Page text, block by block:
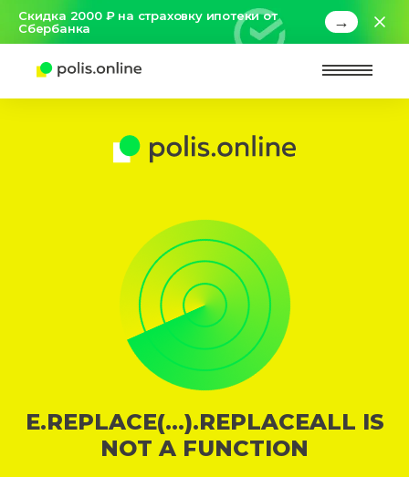
Скидка 2000 ₽ на страховку ипотеки от
Сбербанка
→
E.REPLACE(...).REPLACEALL IS
NOT A FUNCTION